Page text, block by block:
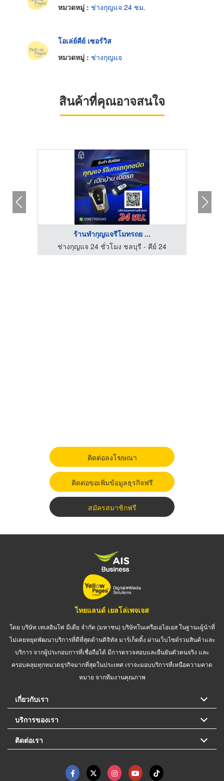
หมวดหมู่ : ช่างกุญแจ 24 ชม.
โอเล่ย์คีย์ เซอร์วิส
หมวดหมู่ : ช่างกุญแจ
สินค้าที่คุณอาจสนใจ
ร้านทํากุญแจรีโมทรถย ...
ช่างกุญแจ 24 ชั่วโมง ชลบุรี - คีย์ 24
ติดต่อลงโฆษณา
ติดต่อขอเพิ่มข้อมูลธุรกิจฟรี
สมัครสมาชิกฟรี
ไทยแลนด์ เยลโล่เพจเจส
โดย บริษัท เทเลอินโฟ มีเดีย จำกัด (มหาชน) บริษัทในเครือเอไอเอส ในฐานะผู้นำที่
ไม่เคยหยุดพัฒนาบริการที่ดีที่สุดด้านดิจิทัล มาร์เก็ตติ้ง ผ่านเว็บไซต์รวมสินค้าและ
บริการ จากผู้ประกอบการที่เชื่อถือได้ มีการตรวจสอบและยืนยันตัวตนจริง และ
ครอบคลุมทุกหมวดธุรกิจมากที่สุดในประเทศ เราจะมอบบริการที่เหนือความคาด
หมาย จากทีมงานคุณภาพ
เกี่ยวกับเรา
บริการของเรา
ติดต่อเรา